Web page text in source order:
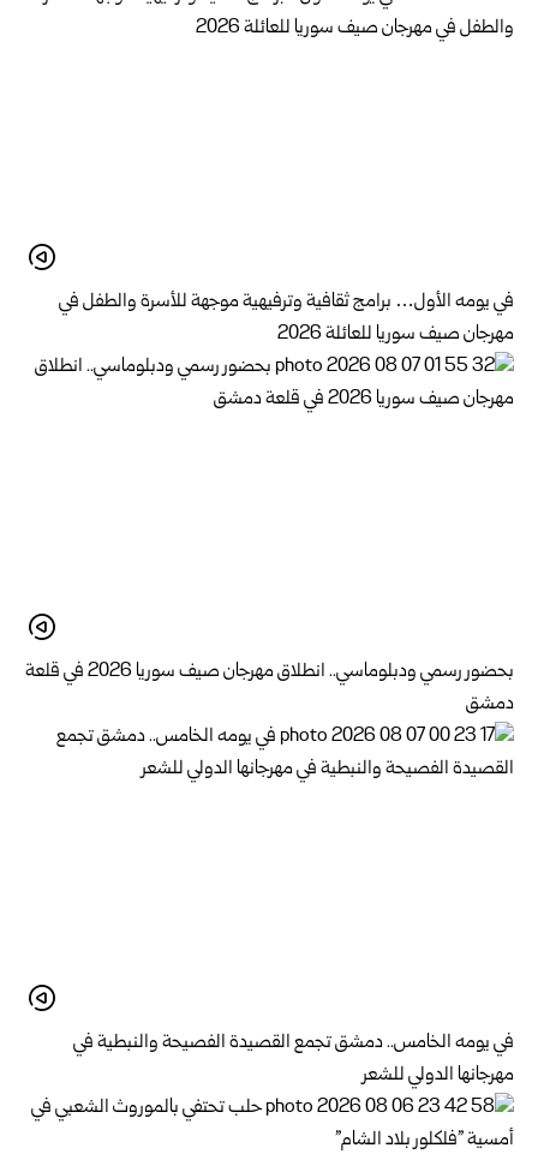
في يومه الأول… برامج ثقافية وترفيهية موجهة للأسرة والطفل في
مهرجان صيف سوريا للعائلة 2026
بحضور رسمي ودبلوماسي.. انطلاق مهرجان صيف سوريا 2026 في قلعة
دمشق
في يومه الخامس.. دمشق تجمع القصيدة الفصيحة والنبطية في
مهرجانها الدولي للشعر